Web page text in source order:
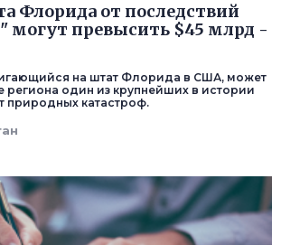
Флорида от последствий
могут превысить $45 млрд -
на штат Флорида в США, может
региона один из крупнейших в истории
природных катастроф.